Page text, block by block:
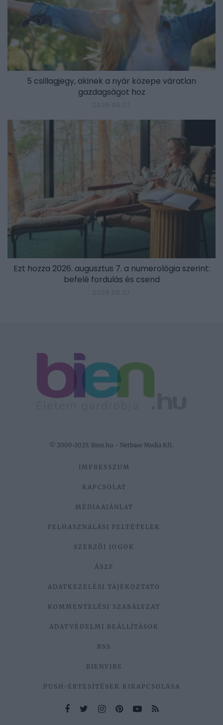
5 csillagjegy, akinek a nyár közepe váratlan
gazdagságot hoz
2026.08.07.
Ezt hozza 2026. augusztus 7. a numerológia szerint:
befelé fordulás és csend
2026.08.07.
© 2009-2025. Bien.hu - Netbase Media Kft.
IMPRESSZUM
KAPCSOLAT
MÉDIAAJÁNLAT
FELHASZNÁLÁSI FELTÉTELEK
SZERZŐI JOGOK
ÁSZF
ADATKEZELÉSI TÁJÉKOZTATÓ
KOMMENTELÉSI SZABÁLYZAT
ADATVÉDELMI BEÁLLÍTÁSOK
RSS
BIENVIBE
PUSH-ÉRTESÍTÉSEK KIKAPCSOLÁSA